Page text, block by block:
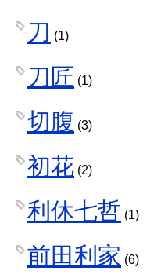
刀 (1)
刀匠 (1)
切腹 (3)
初花 (2)
利休七哲 (1)
前田利家 (6)